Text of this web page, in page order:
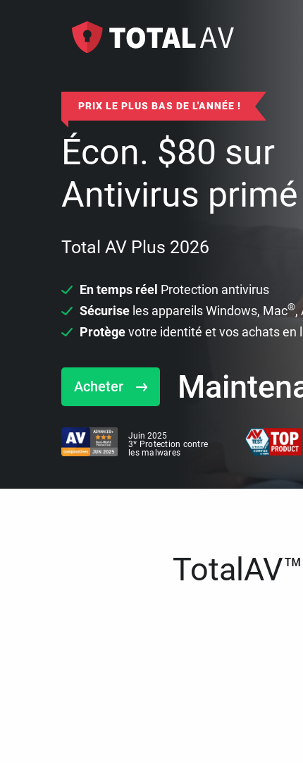
PRIX LE PLUS BAS DE L'ANNÉE !
Écon. $80 sur
Antivirus primé
Total AV Plus 2026
En temps réel Protection antivirus
Sécurise les appareils Windows, Mac®,
Protègevotre identité et vos achats en
Acheter
Juin 2025
3* Protection contre
les malwares